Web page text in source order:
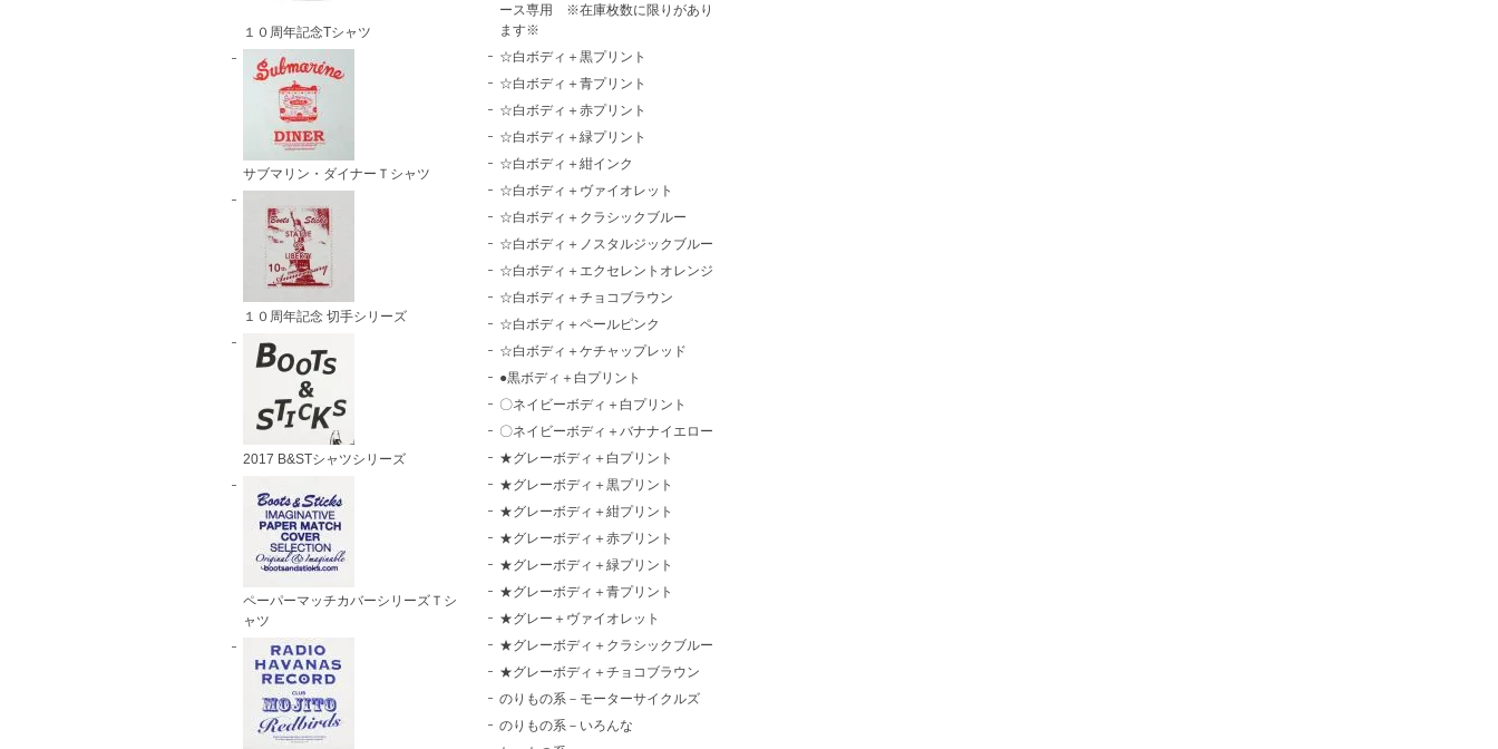
１０周年記念Tシャツ
サブマリン・ダイナーＴシャツ
１０周年記念 切手シリーズ
2017 B&STシャツシリーズ
ペーパーマッチカバーシリーズＴシ
ャツ
ース専用 ※在庫枚数に限りがあり
ます※
☆白ボディ＋黒プリント
☆白ボディ＋青プリント
☆白ボディ＋赤プリント
☆白ボディ＋緑プリント
☆白ボディ＋紺インク
☆白ボディ＋ヴァイオレット
☆白ボディ＋クラシックブルー
☆白ボディ＋ノスタルジックブルー
☆白ボディ＋エクセレントオレンジ
☆白ボディ＋チョコブラウン
☆白ボディ＋ペールピンク
☆白ボディ＋ケチャップレッド
●黒ボディ＋白プリント
〇ネイビーボディ＋白プリント
〇ネイビーボディ＋バナナイエロー
★グレーボディ＋白プリント
★グレーボディ＋黒プリント
★グレーボディ＋紺プリント
★グレーボディ＋赤プリント
★グレーボディ＋緑プリント
★グレーボディ＋青プリント
★グレー＋ヴァイオレット
★グレーボディ＋クラシックブルー
★グレーボディ＋チョコブラウン
のりもの系－モーターサイクルズ
のりもの系－いろんな